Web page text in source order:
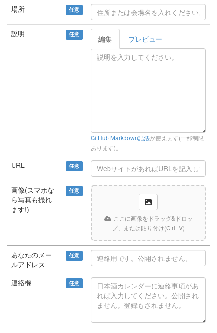
場所 任意
説明 任意 編集 プレビュー
GitHub Markdown記法が使えます(一部制限
あります)。
URL 任意
画像(スマホな
ら写真も撮れ
ます!)
任意
ここに画像をドラッグ&ドロッ
プ、または貼り付け(Ctrl+V)
あなたのメー
ルアドレス
任意
連絡欄 任意